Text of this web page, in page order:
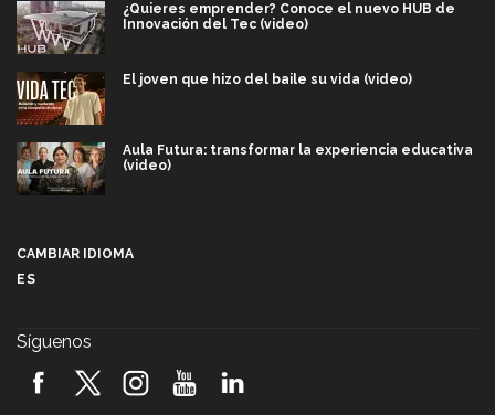
¿Quieres emprender? Conoce el nuevo HUB de
Innovación del Tec (video)
El joven que hizo del baile su vida (video)
Aula Futura: transformar la experiencia educativa
(video)
2026! (video)
CAMBIAR IDIOMA
ES
Síguenos